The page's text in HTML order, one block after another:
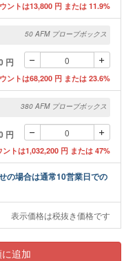
ントは13,800 円 または 11.9%
50 AFM プローブボックス
円
ントは68,200 円 または 23.6%
380 AFM プローブボックス
円
トは1,032,200 円 または 47%
の場合は通常10営業日での
表示価格は税抜き価格です
追加